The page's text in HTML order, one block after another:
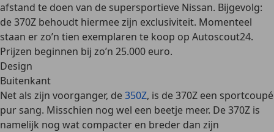
afstand te doen van de supersportieve Nissan. Bijgevolg:
de 370Z behoudt hiermee zijn exclusiviteit. Momenteel
staan er zo’n tien exemplaren te koop op Autoscout24.
Prijzen beginnen bij zo’n 25.000 euro.
Design
Buitenkant
Net als zijn voorganger, de350Z, is de 370Z een sportcoupé
pur sang. Misschien nog wel een beetje meer. De 370Z is
namelijk nog wat compacter en breder dan zijn